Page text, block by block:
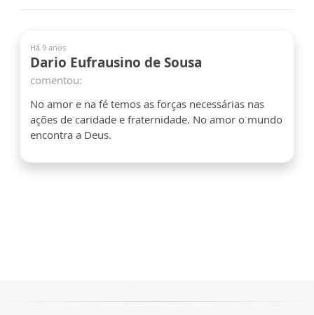
Há 9 anos
Dario Eufrausino de Sousa
comentou:
No amor e na fé temos as forças necessárias nas
ações de caridade e fraternidade. No amor o mundo
encontra a Deus.